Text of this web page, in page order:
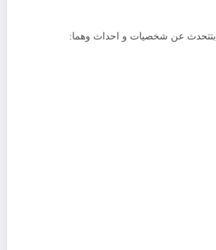
عن شخصيات و احداث وهما: